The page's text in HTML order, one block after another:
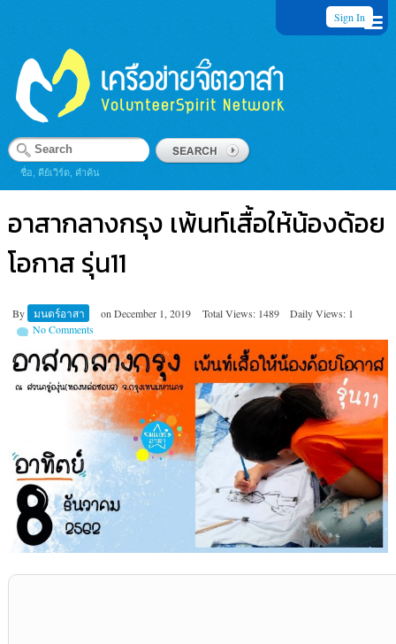
Sign In
ชื่อ, คีย์เวิร์ด, คำค้น
อาสากลางกรุง เพ้นท์เสื้อให้น้องด้อย
โอกาส รุ่น11
By มนตร์อาสา on December 1, 2019 Total Views: 1489
Daily Views: 1
No Comments